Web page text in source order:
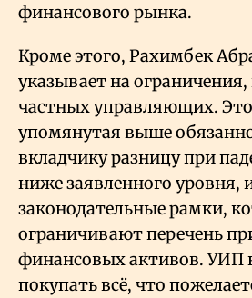
финансового рынка.
Кроме этого, Рахимбек
указывает на
частных управляющих.
упомянутая выше
вкладчику разницу при
ниже заявленного уровня,
законодательные рамки,
ограничивают перечень
финансовых активов. УИП
покупать всё, что